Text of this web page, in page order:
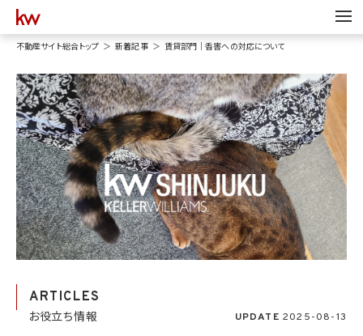
不動産サイト総合トップ 新着記事 賃貸部門｜香害への対応について
ARTICLES
お役立ち情報 UPDATE 2025-08-13